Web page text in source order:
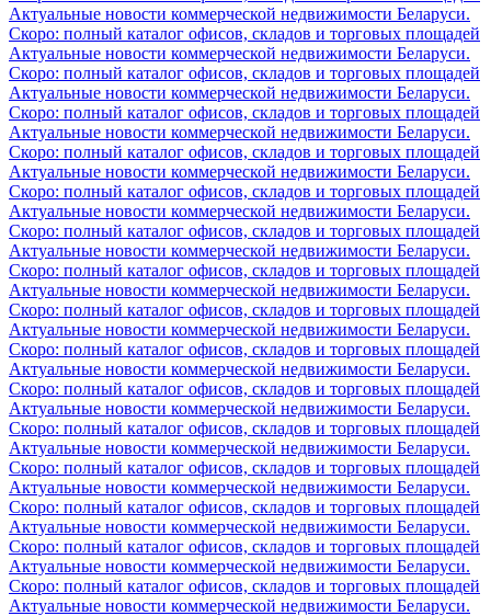
Актуальные новости коммерческой недвижимости Беларуси.
Скоро: полный каталог офисов, складов и торговых площадей
Актуальные новости коммерческой недвижимости Беларуси.
Скоро: полный каталог офисов, складов и торговых площадей
Актуальные новости коммерческой недвижимости Беларуси.
Скоро: полный каталог офисов, складов и торговых площадей
Актуальные новости коммерческой недвижимости Беларуси.
Скоро: полный каталог офисов, складов и торговых площадей
Актуальные новости коммерческой недвижимости Беларуси.
Скоро: полный каталог офисов, складов и торговых площадей
Актуальные новости коммерческой недвижимости Беларуси.
Скоро: полный каталог офисов, складов и торговых площадей
Актуальные новости коммерческой недвижимости Беларуси.
Скоро: полный каталог офисов, складов и торговых площадей
Актуальные новости коммерческой недвижимости Беларуси.
Скоро: полный каталог офисов, складов и торговых площадей
Актуальные новости коммерческой недвижимости Беларуси.
Скоро: полный каталог офисов, складов и торговых площадей
Актуальные новости коммерческой недвижимости Беларуси.
Скоро: полный каталог офисов, складов и торговых площадей
Актуальные новости коммерческой недвижимости Беларуси.
Скоро: полный каталог офисов, складов и торговых площадей
Актуальные новости коммерческой недвижимости Беларуси.
Скоро: полный каталог офисов, складов и торговых площадей
Актуальные новости коммерческой недвижимости Беларуси.
Скоро: полный каталог офисов, складов и торговых площадей
Актуальные новости коммерческой недвижимости Беларуси.
Скоро: полный каталог офисов, складов и торговых площадей
Актуальные новости коммерческой недвижимости Беларуси.
Скоро: полный каталог офисов, складов и торговых площадей
Актуальные новости коммерческой недвижимости Беларуси.